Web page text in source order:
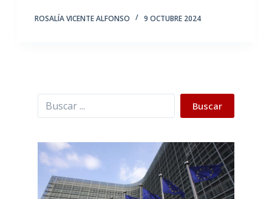
ROSALÍA VICENTE ALFONSO 9 OCTUBRE 2024
Buscar Buscar